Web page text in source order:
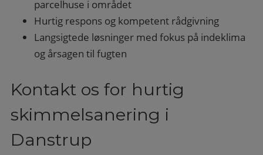
parcelhuse i området
Hurtig respons og kompetent rådgivning
Langsigtede løsninger med fokus på indeklima
og årsagen til fugten
Kontakt os for hurtig
skimmelsanering i
Danstrup